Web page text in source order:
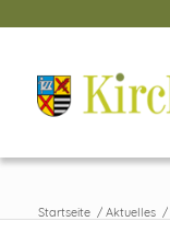
Startseite / Aktuelles /